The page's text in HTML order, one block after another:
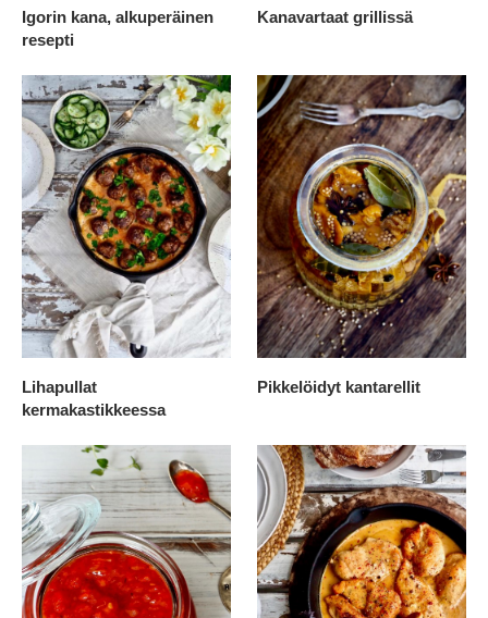
Igorin kana, alkuperäinen
resepti
Kanavartaat grillissä
Lihapullat
kermakastikkeessa
Pikkelöidyt kantarellit